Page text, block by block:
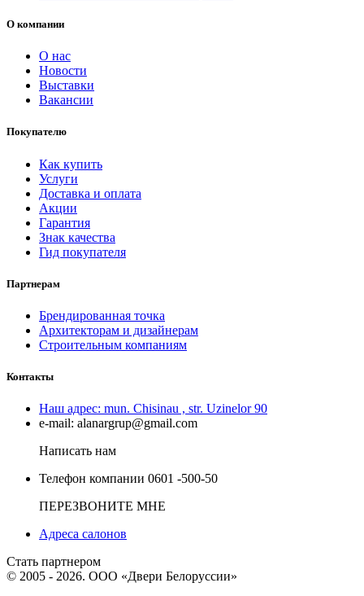
О компании
О нас
Новости
Выставки
Вакансии
Покупателю
Как купить
Услуги
Доставка и оплата
Акции
Гарантия
Знак качества
Гид покупателя
Партнерам
Брендированная точка
Архитекторам и дизайнерам
Строительным компаниям
Контакты
Наш адрес: mun. Chisinau , str. Uzinelor 90
e-mail: alanargrup@gmail.com
Написать нам
Телефон компании 0601 -500-50
ПЕРЕЗВОНИТЕ МНЕ
Адреса салонов
Стать партнером
© 2005 - 2026. ООО «Двери Белоруссии»